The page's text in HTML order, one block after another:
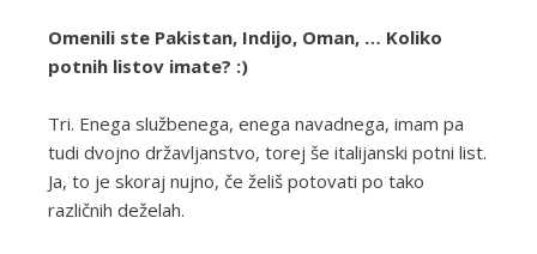
Omenili ste Pakistan, Indijo, Oman, … Koliko
potnih listov imate? :)
Tri. Enega službenega, enega navadnega, imam pa
tudi dvojno državljanstvo, torej še italijanski potni list.
Ja, to je skoraj nujno, če želiš potovati po tako
različnih deželah.